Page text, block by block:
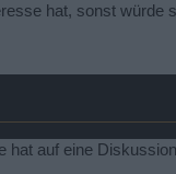
hat, sonst würde
hat auf eine